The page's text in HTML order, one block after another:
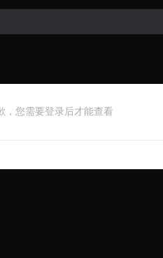
，您需要登录后才能查看